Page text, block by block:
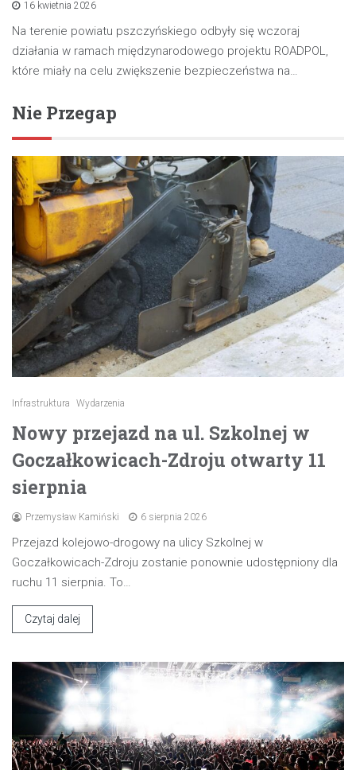
16 kwietnia 2026
Na terenie powiatu pszczyńskiego odbyły się wczoraj
działania w ramach międzynarodowego projektu ROADPOL,
które miały na celu zwiększenie bezpieczeństwa na…
Nie Przegap
Infrastruktura Wydarzenia
Nowy przejazd na ul. Szkolnej w
Goczałkowicach-Zdroju otwarty 11
sierpnia
Przemysław Kamiński 6 sierpnia 2026
Przejazd kolejowo-drogowy na ulicy Szkolnej w
Goczałkowicach-Zdroju zostanie ponownie udostępniony dla
ruchu 11 sierpnia. To…
Czytaj dalej